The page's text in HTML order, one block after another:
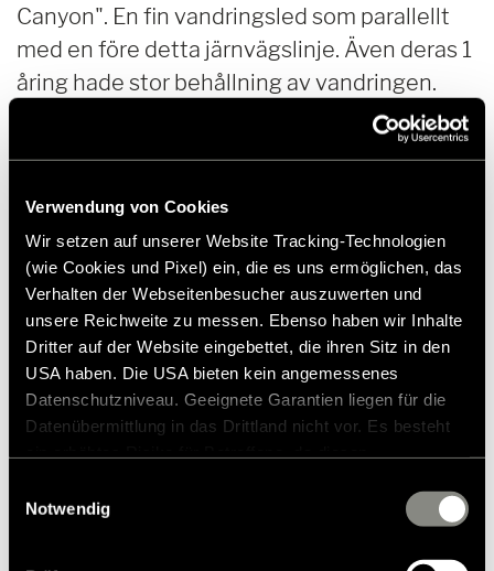
Verwendung von Cookies
Wir setzen auf unserer Website Tracking-Technologien
(wie Cookies und Pixel) ein, die es uns ermöglichen, das
Verhalten der Webseitenbesucher auszuwerten und
unsere Reichweite zu messen. Ebenso haben wir Inhalte
Dritter auf der Website eingebettet, die ihren Sitz in den
USA haben. Die USA bieten kein angemessenes
Datenschutzniveau. Geeignete Garantien liegen für die
Datenübermittlung in das Drittland nicht vor. Es besteht
zustehen. Eingesetzte Dienstleister können Daten für
zusammenführen. Weitere Informationen finden Sie in
Notwendig
Canyon". En fin vandringsled som parallellt
med en före detta järnvägslinje. Även deras 1
åring hade stor behållning av vandringen.
Oslagbar utsikt direkt från barnvagnen.